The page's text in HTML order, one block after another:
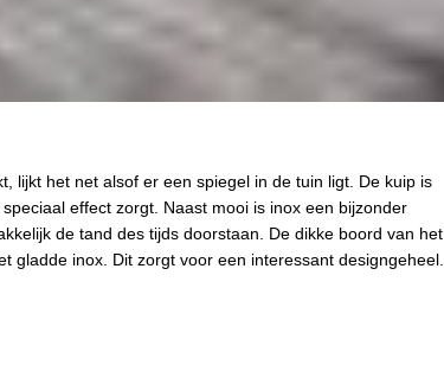
lijkt het net alsof er een spiegel in de tuin ligt. De kuip is
effect zorgt. Naast mooi is inox een bijzonder
de tand des tijds doorstaan. De dikke boord van het
gladde inox. Dit zorgt voor een interessant designgeheel.